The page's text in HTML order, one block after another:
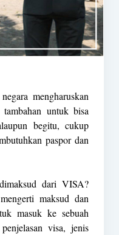
mengharuskan
untuk bisa
begitu, cukup
paspor dan
dari VISA?
maksud dan
masuk ke sebuah
visa, jenis